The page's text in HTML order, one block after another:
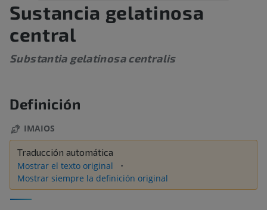
Sustancia gelatinosa
central
Substantia gelatinosa centralis
Definición
IMAIOS
Traducción automática
Mostrar el texto original
Mostrar siempre la definición original